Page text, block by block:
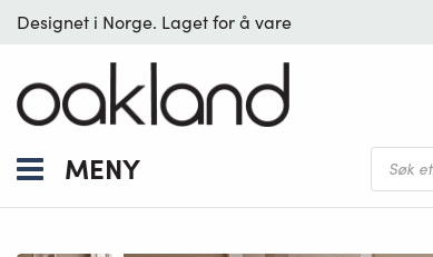
Designet i Norge. Laget for å vare
MENY
Products
search